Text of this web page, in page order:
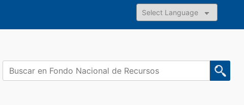
Powered by
Buscar: